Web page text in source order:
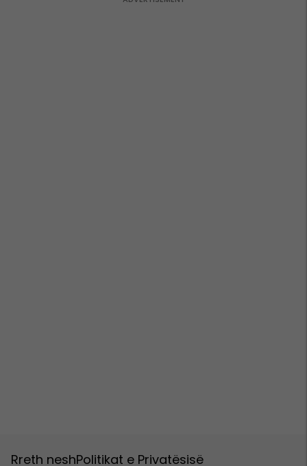
Rreth neshPolitikat e Privatësisë